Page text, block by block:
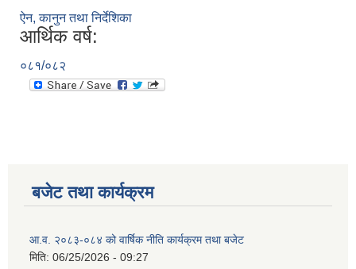
ऐन, कानुन तथा निर्देशिका
आर्थिक वर्ष:
०८१/०८२
बजेट तथा कार्यक्रम
आ.व. २०८३-०८४ को वार्षिक नीति कार्यक्रम तथा बजेट
मिति: 06/25/2026 - 09:27